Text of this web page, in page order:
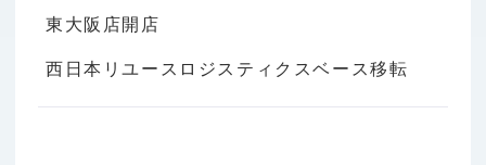
東大阪店開店
西日本リユースロジスティクスベース移転